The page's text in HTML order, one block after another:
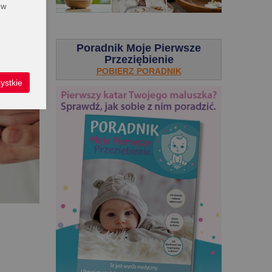
Poradnik Moje Pierwsze
Przeziębienie
POBIERZ PORADNIK